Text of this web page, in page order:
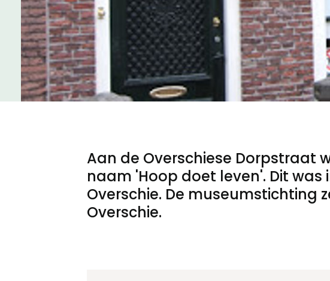
Meld een archeologische vondst
Nieuwsbrief
Nieuwsbrief
Voorwaarden
Privacyverklaring
Aan de Overschiese Dorpstraat
naam 'Hoop doet leven'. Dit
Overschie. De museumstichting
Overschie.